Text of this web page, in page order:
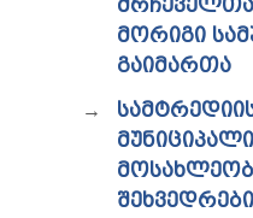
ᲛᲝᲠᲘᲒᲘ
ᲒᲐᲘᲛᲐᲠᲗᲐ